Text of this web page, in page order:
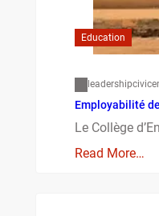
Education
Employabilité
Le Collège
Read More…